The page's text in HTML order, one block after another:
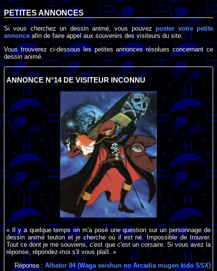
PETITES ANNONCES
Si vous cherchez un dessin animé, vous pouvezposter votre petite
annonceafin de faire appel aux souvenirs des visiteurs du site.
Vous trouverez ci-dessous les petites annonces résolues concernant ce
dessin animé.
ANNONCE N°14 DE VISITEUR INCONNU
« Il y a quelque temps on m'a posé une question sur un personnage de
dessin animé teuton et je cherche où il est né. Impossible de trouver.
Tout ce dont je me souviens, c'est que c'est un corsaire. Si vous avez la
réponse, répondez-moi s'il vous plaît. »
Réponse : Albator 84 (Waga seishun no Arcadia mugen kido SSX)